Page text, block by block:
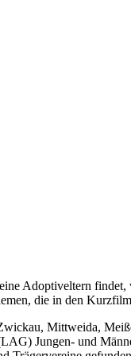
Adoptiveltern
die in den
Mittweida,
Jungen- und